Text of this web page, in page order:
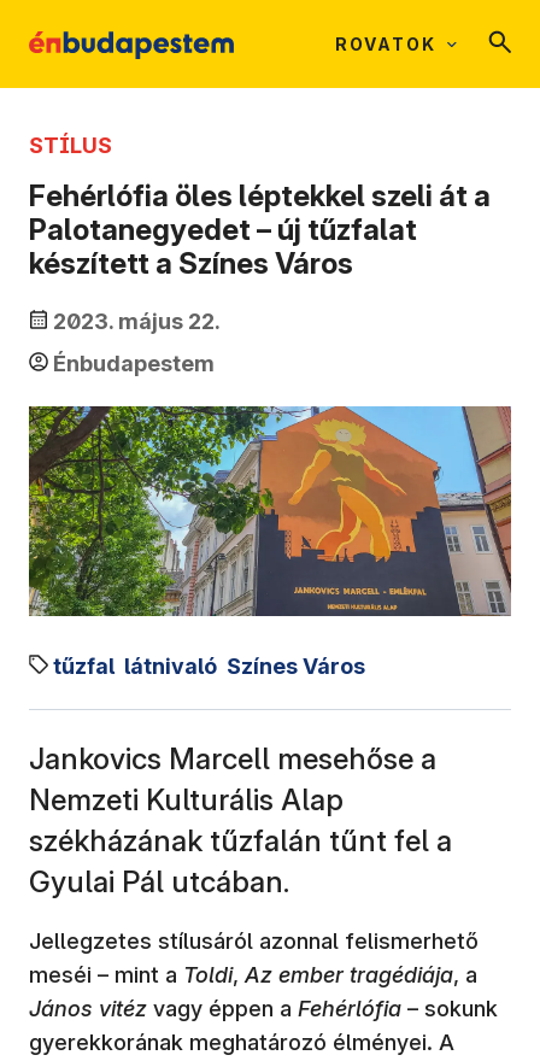
ROVATOK
STÍLUS
Fehérlófia öles léptekkel szeli át a
Palotanegyedet – új tűzfalat
készített a Színes Város
2023. május 22.
Énbudapestem
tűzfal látnivaló Színes Város
Jankovics Marcell mesehőse a
Nemzeti Kulturális Alap
székházának tűzfalán tűnt fel a
Gyulai Pál utcában.
Jellegzetes stílusáról azonnal felismerhető
meséi – mint a Toldi, Az ember tragédiája, a
János vitéz vagy éppen a Fehérlófia – sokunk
gyerekkorának meghatározó élményei. A